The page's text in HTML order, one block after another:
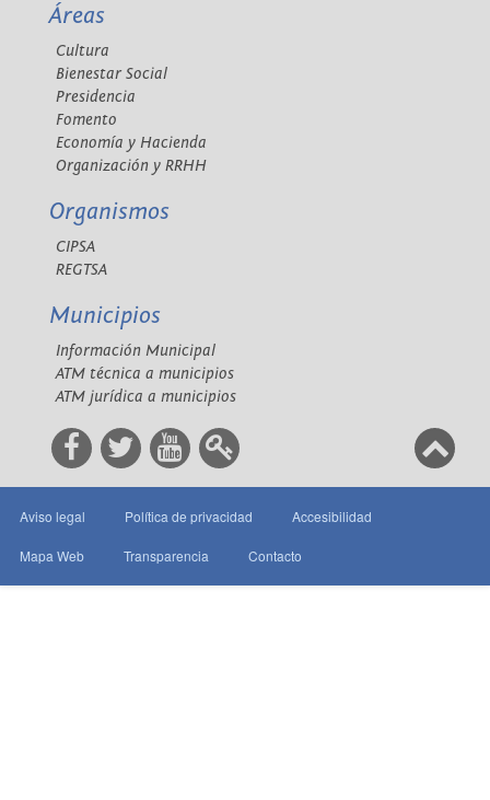
Áreas
Cultura
Bienestar Social
Presidencia
Fomento
Economía y Hacienda
Organización y RRHH
Organismos
CIPSA
REGTSA
Municipios
Información Municipal
ATM técnica a municipios
ATM jurídica a municipios
Aviso legal Política de privacidad Accesibilidad
Mapa Web Transparencia Contacto